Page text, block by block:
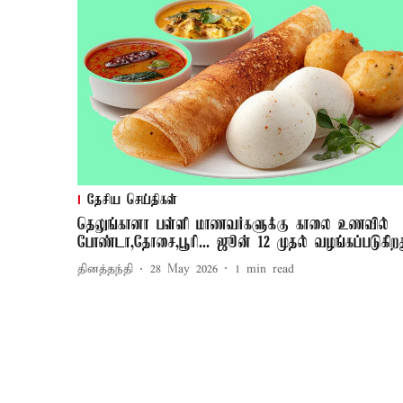
தேசிய செய்திகள்
தெலுங்கானா பள்ளி மாணவர்களுக்கு காலை உணவில்
போண்டா,தோசை,பூரி... ஜூன் 12 முதல்
தினத்தந்தி 28 May 2026 1 min read